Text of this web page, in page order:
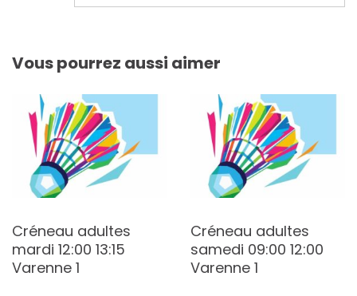
Vous pourrez aussi aimer
Créneau adultes
mardi 12:00 13:15
Varenne 1
Créneau adultes
samedi 09:00 12:00
Varenne 1